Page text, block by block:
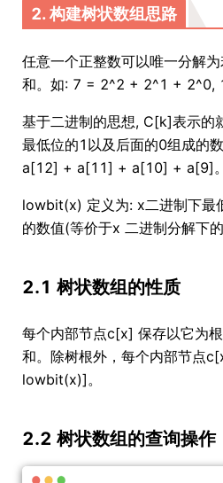
2. 构建树状数组思路
任意一个正整数可以唯一分解
和。如: 7 = 2^2 + 2^1 + 2^0,
基于二进制的思想, C[k]表示的
最低位的1以及后面的0组成的
a[12] + a[11] + a[10] + a[9]。
lowbit(x) 定义为: x二进制下最
的数值(等价于x 二进制分解下的
2.1 树状数组的性质
每个内部节点c[x] 保存以它为
和。除树根外，每个内部节点
lowbit(x)]。
2.2 树状数组的查询操作